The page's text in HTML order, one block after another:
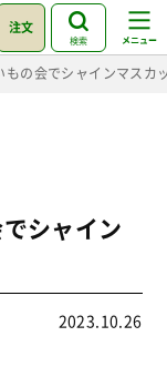
注文
検索
もの会でシャインマスカ
シャイン
2023.10.26